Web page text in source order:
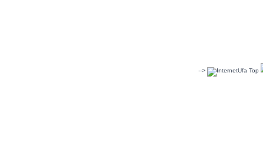
-->